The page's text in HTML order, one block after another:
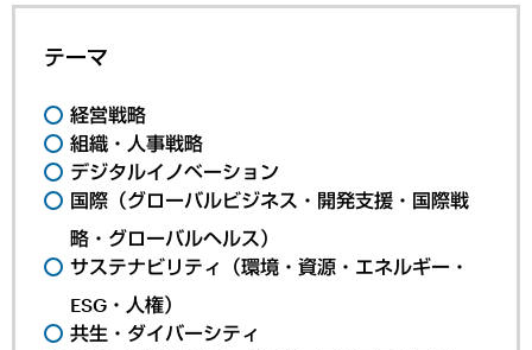
テーマ
経営戦略
組織・人事戦略
デジタルイノベーション
国際（グローバルビジネス・開発支援・国際戦
略・グローバルヘルス）
サステナビリティ（環境・資源・エネルギー・
ESG・人権）
共生・ダイバーシティ